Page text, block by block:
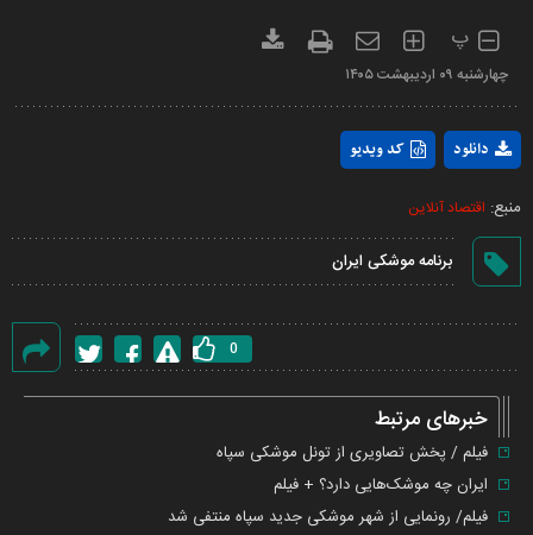
پ
چهارشنبه ۰۹ ارديبهشت ۱۴۰۵
کد ویدیو دانلود
منبع: اقتصاد آنلاین
برنامه موشکی ایران
گزارش
0
خبرهای مرتبط
فیلم / پخش تصاویری از تونل موشکی سپاه
ایران چه موشک‌هایی دارد؟ + فیلم
فیلم/ رونمایی از شهر موشکی جدید سپاه منتفی شد